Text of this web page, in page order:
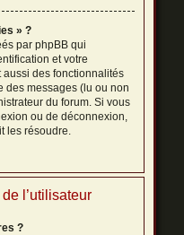
» ?
par phpBB qui
et votre
des fonctionnalités
des messages (lu ou non
du forum. Si vous
ou de déconnexion,
les résoudre.
l’utilisateur
?